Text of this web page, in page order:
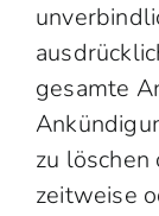
gesamte
zu
zeitweise